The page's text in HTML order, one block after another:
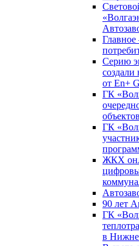
Главное
Серию
от En+
ГК
ГК
ЖКХ
90 лет
ГК
в